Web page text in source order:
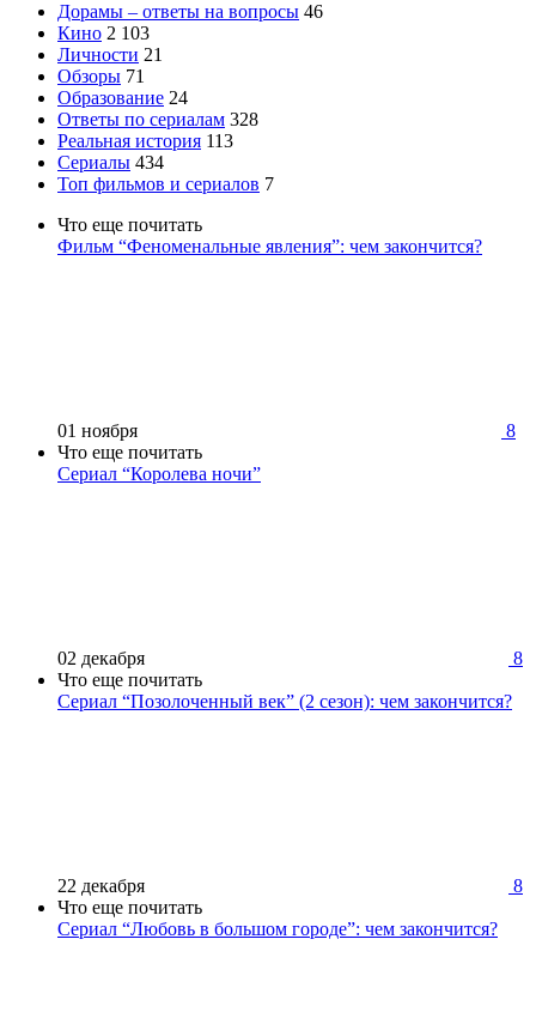
Дорамы – ответы на вопросы 46
Кино 2 103
Личности 21
Обзоры 71
Образование 24
Ответы по сериалам 328
Реальная история 113
Сериалы 434
Топ фильмов и сериалов 7
Что еще почитать
Фильм “Феноменальные явления”: чем закончится?
01 ноября
8
Что еще почитать
Сериал “Королева ночи”
02 декабря
8
Что еще почитать
Сериал “Позолоченный век” (2 сезон): чем закончится?
22 декабря
8
Что еще почитать
Сериал “Любовь в большом городе”: чем закончится?